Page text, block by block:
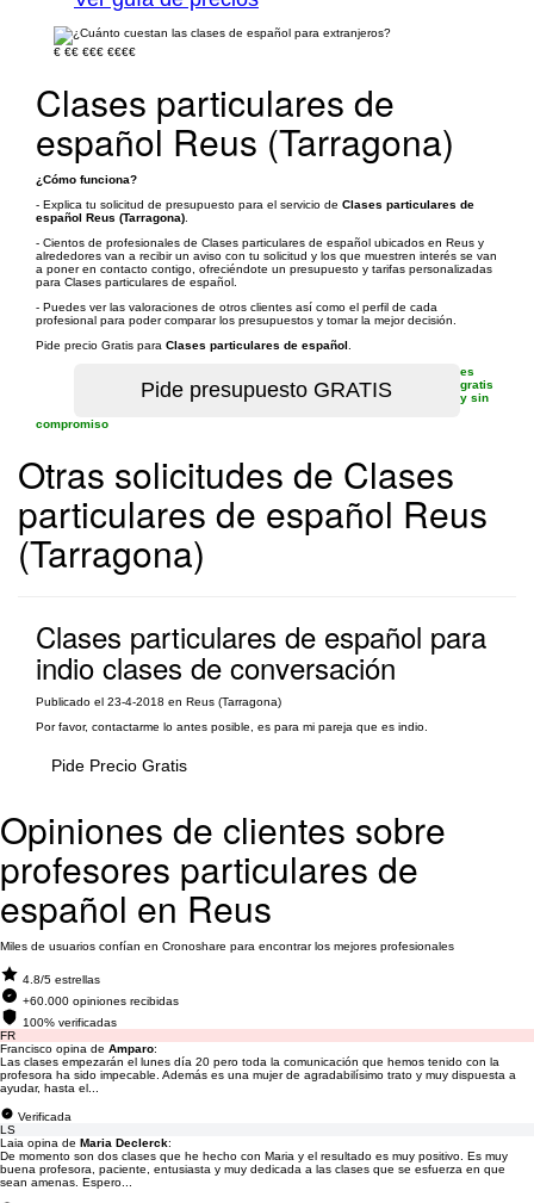
€ €€ €€€ €€€€
Clases particulares de
español Reus (Tarragona)
¿Cómo funciona?
- Explica tu solicitud de presupuesto para el servicio de Clases particulares de
español Reus (Tarragona)
- Cientos de profesionales de Clases particulares de español ubicados en Reus y
alrededores van a recibir un aviso con tu solicitud y los que muestren interés se van
a poner en contacto contigo, ofreciéndote un presupuesto y tarifas personalizadas
para Clases particulares de español.
- Puedes ver las valoraciones de otros clientes así como el perfil de cada
profesional para poder comparar los presupuestos y tomar la mejor decisión.
Pide precio Gratis para Clases particulares de español
es
gratis
y sin
compromiso
Otras solicitudes de Clases
particulares de español Reus
(Tarragona)
Clases particulares de español para
indio clases de conversación
Publicado el 23-4-2018 en Reus (Tarragona)
Por favor, contactarme lo antes posible, es para mi pareja que es indio.
Pide Precio Gratis
Opiniones de clientes sobre
profesores particulares de
español en Reus
Miles de usuarios confían en Cronoshare para encontrar los mejores profesionales
4.8/5 estrellas
+60.000 opiniones recibidas
100% verificadas
FR
Francisco opina de Amparo:
Las clases empezarán el lunes día 20 pero toda la comunicación que hemos tenido con la
profesora ha sido impecable. Además es una mujer de agradabilísimo trato y muy dispuesta a
ayudar, hasta el...
Verificada
LS
Laia opina de Maria Declerck:
De momento son dos clases que he hecho con Maria y el resultado es muy positivo. Es muy
buena profesora, paciente, entusiasta y muy dedicada a las clases que se esfuerza en que
sean amenas. Espero...